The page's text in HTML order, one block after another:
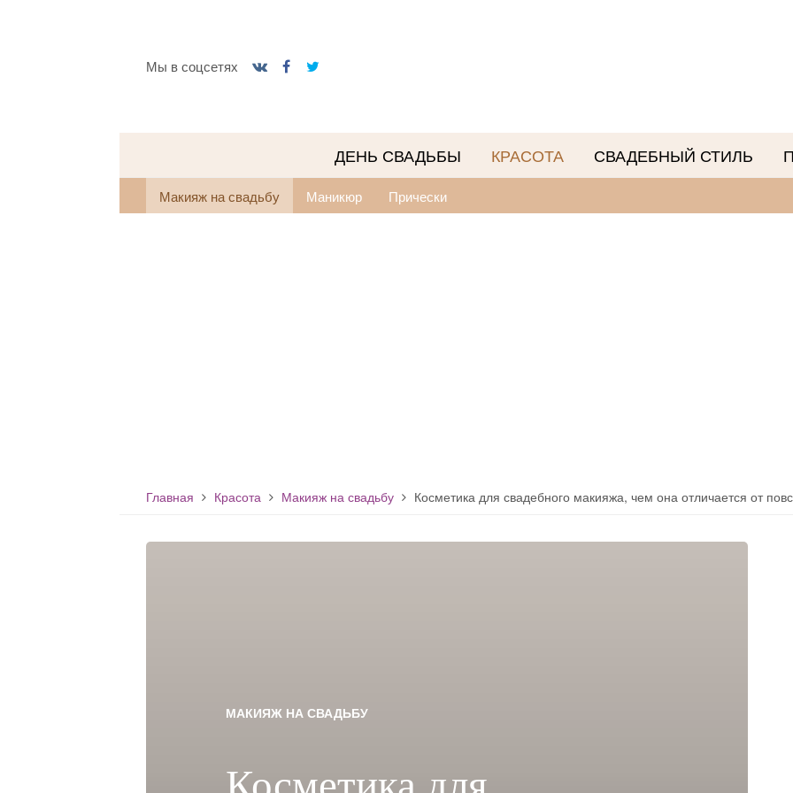
Мы в соцсетях
ДЕНЬ СВАДЬБЫ КРАСОТА СВАДЕБНЫЙ СТИЛЬ
Макияж на свадьбу Маникюр Прически
Главная Красота Макияж на свадьбу Косметика для свадебного макияжа, чем она отличается от
МАКИЯЖ НА СВАДЬБУ